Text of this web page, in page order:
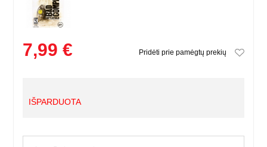
7,99 € Pridėti prie pamėgtų prekių
IŠPARDUOTA